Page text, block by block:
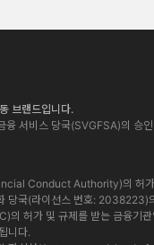
브랜드입니다.
융 서비스 당국(SVGFSA)의
Conduct Authority)의 허가
국(라이선스 번호: 2038223)
의 허가 및 규제를 받는 금
니다.